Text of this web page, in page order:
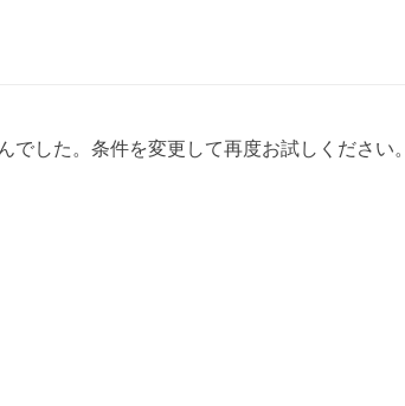
でした。条件を変更して再度お試しください。